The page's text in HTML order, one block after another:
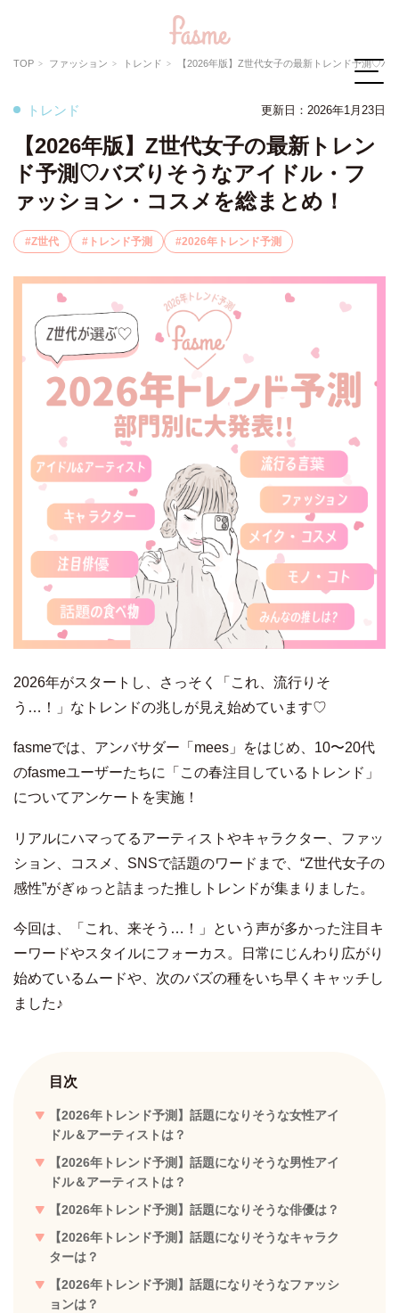
TOP ファッション トレンド 【2026年版】Z世代女子の最新トレンド予測♡バズりそうなアイドル・ファッション・コス
トレンド 更新日：2026年1月23日
【2026年版】Z世代女子の最新トレン
ド予測♡バズりそうなアイドル・フ
ァッション・コスメを総まとめ！
Z世代 トレンド予測 2026年トレンド予測
2026年がスタートし、さっそく「これ、流行りそ
う…！」なトレンドの兆しが見え始めています♡
fasmeでは、アンバサダー「mees」をはじめ、10〜20代
のfasmeユーザーたちに「この春注目しているトレンド」
についてアンケートを実施！
リアルにハマってるアーティストやキャラクター、ファッ
ション、コスメ、SNSで話題のワードまで、“Z世代女子の
感性”がぎゅっと詰まった推しトレンドが集まりました。
今回は、「これ、来そう…！」という声が多かった注目キ
ーワードやスタイルにフォーカス。日常にじんわり広がり
始めているムードや、次のバズの種をいち早くキャッチし
ました♪
目次
【2026年トレンド予測】話題になりそうな女性アイ
ドル＆アーティストは？
【2026年トレンド予測】話題になりそうな男性アイ
ドル＆アーティストは？
【2026年トレンド予測】話題になりそうな俳優は？
【2026年トレンド予測】話題になりそうなキャラク
ターは？
【2026年トレンド予測】話題になりそうなファッシ
ョンは？